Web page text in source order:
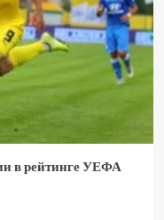
в рейтинге УЕФА